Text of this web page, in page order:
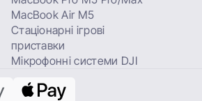
MacBook Air M5
Стаціонарні ігрові
приставки
Мікрофонні системи DJI